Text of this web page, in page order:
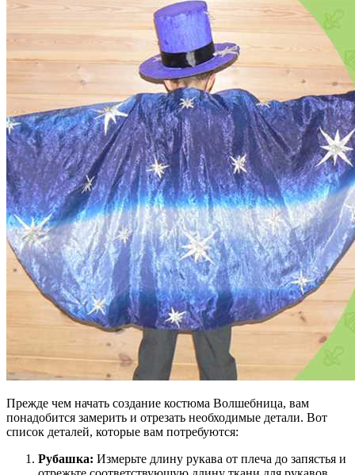
Прежде чем начать создание костюма Волшебница, вам
понадобится замерить и отрезать необходимые детали. Вот
список деталей, которые вам потребуются:
Рубашка: Измерьте длину рукава от плеча до запястья и